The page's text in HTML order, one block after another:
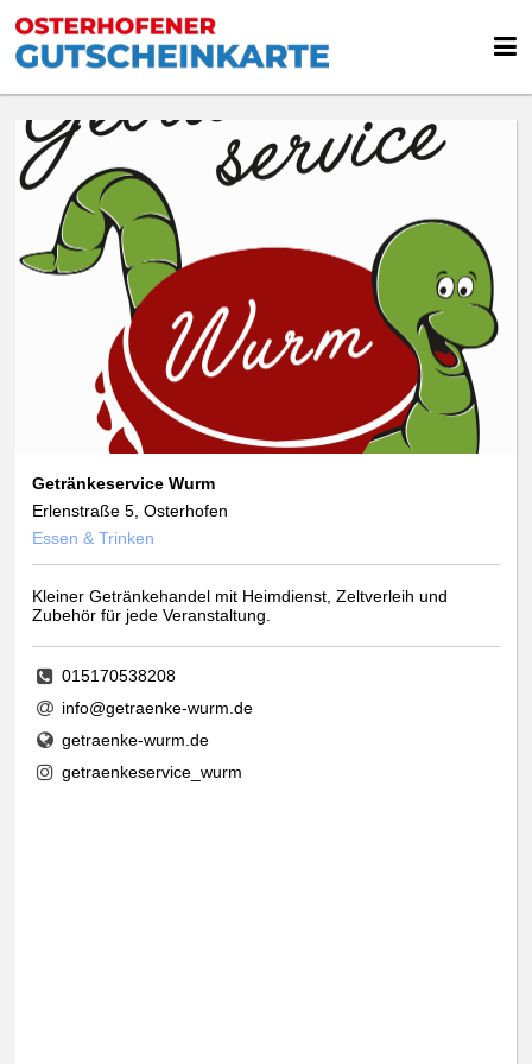
Getränkeservice Wurm
Erlenstraße 5, Osterhofen
Essen & Trinken
Kleiner Getränkehandel mit Heimdienst, Zeltverleih und
Zubehör für jede Veranstaltung.
015170538208
info@getraenke-wurm.de
getraenke-wurm.de
getraenkeservice_wurm